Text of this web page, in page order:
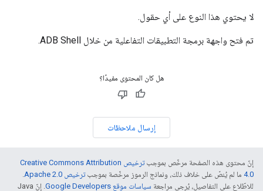
لا يحتوي هذا النوع على أي حقول.
تم فتح واجهة برمجة التطبيقات التفاعلية من خلال ADB Shell.
هل كان المحتوى مفيدًا؟
إرسال ملاحظات
إنّ محتوى هذه الصفحة مرخّص بموجب
ترخيص Creative Commons Attribution
4.0‏ ما لم يُنصّ على خلاف ذلك، ونماذج الرموز مرخّصة بموجبترخيص Apache 2.0‏
.
للاطّلاع على التفاصيل، يُرجى مراجعة سياسات موقع Google Developers‏
. إنّ Java